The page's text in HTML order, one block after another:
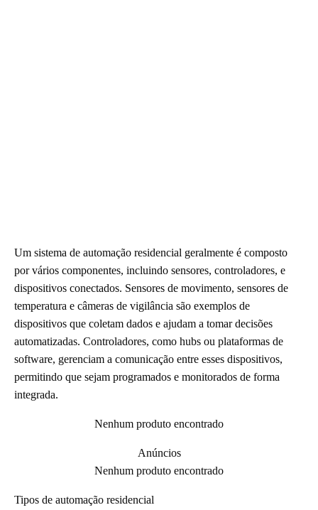
Um sistema de automação residencial geralmente é composto
por vários componentes, incluindo sensores, controladores, e
dispositivos conectados. Sensores de movimento, sensores de
temperatura e câmeras de vigilância são exemplos de
dispositivos que coletam dados e ajudam a tomar decisões
automatizadas. Controladores, como hubs ou plataformas de
software, gerenciam a comunicação entre esses dispositivos,
permitindo que sejam programados e monitorados de forma
integrada.
Nenhum produto encontrado
Anúncios
Nenhum produto encontrado
Tipos de automação residencial